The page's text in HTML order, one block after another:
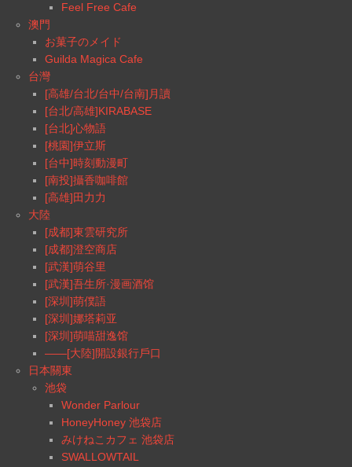
Feel Free Cafe
澳門
お菓子のメイド
Guilda Magica Cafe
台灣
[高雄/台北/台中/台南]月讀
[台北/高雄]KIRABASE
[台北]心物語
[桃園]伊立斯
[台中]時刻動漫町
[南投]攝香咖啡館
[高雄]田力力
大陸
[成都]東雲研究所
[成都]澄空商店
[武漢]萌谷里
[武漢]吾生所·漫画酒馆
[深圳]萌僕語
[深圳]娜塔莉亚
[深圳]萌喵甜逸馆
——[大陸]開設銀行戶口
日本關東
池袋
Wonder Parlour
HoneyHoney 池袋店
みけねこカフェ 池袋店
SWALLOWTAIL